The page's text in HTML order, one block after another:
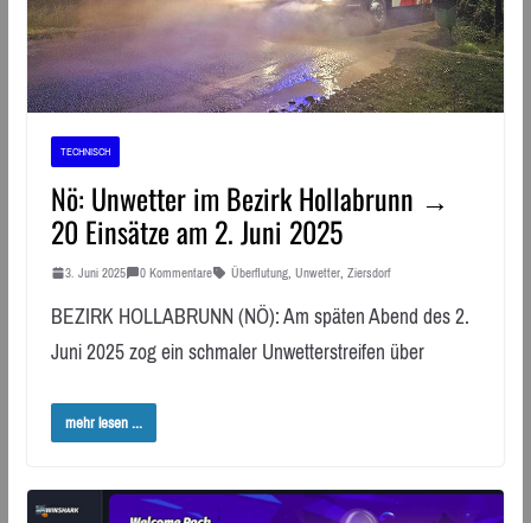
TECHNISCH
Nö: Unwetter im Bezirk Hollabrunn →
20 Einsätze am 2. Juni 2025
3. Juni 2025 0 Kommentare Überflutung, Unwetter, Ziersdorf
BEZIRK HOLLABRUNN (NÖ): Am späten Abend des 2.
Juni 2025 zog ein schmaler Unwetterstreifen über
mehr lesen ...